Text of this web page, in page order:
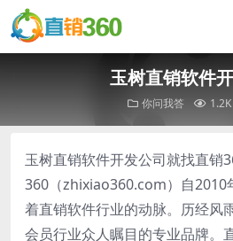
玉树直销软件
你问我答 1.2K
玉树直销软件开发公司就找直销
360（zhixiao360.com）自2010
着直销软件行业的动脉。历经风
会员行业众人瞩目的专业品牌。